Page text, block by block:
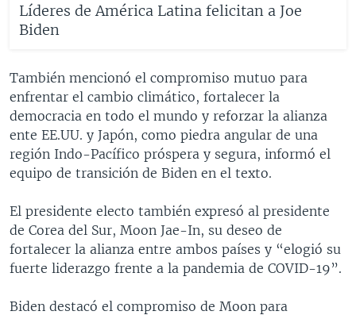
Líderes de América Latina felicitan a Joe
Biden
También mencionó el compromiso mutuo para
enfrentar el cambio climático, fortalecer la
democracia en todo el mundo y reforzar la alianza
ente EE.UU. y Japón, como piedra angular de una
región Indo-Pacífico próspera y segura, informó el
equipo de transición de Biden en el texto.
El presidente electo también expresó al presidente
de Corea del Sur, Moon Jae-In, su deseo de
fortalecer la alianza entre ambos países y “elogió su
fuerte liderazgo frente a la pandemia de COVID-19”.
Biden destacó el compromiso de Moon para